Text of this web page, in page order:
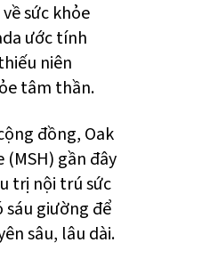
sức khỏe
ước tính
niên
tâm thần.
đồng, Oak
gần đây
trị nội trú sức
giường để
sâu, lâu dài.